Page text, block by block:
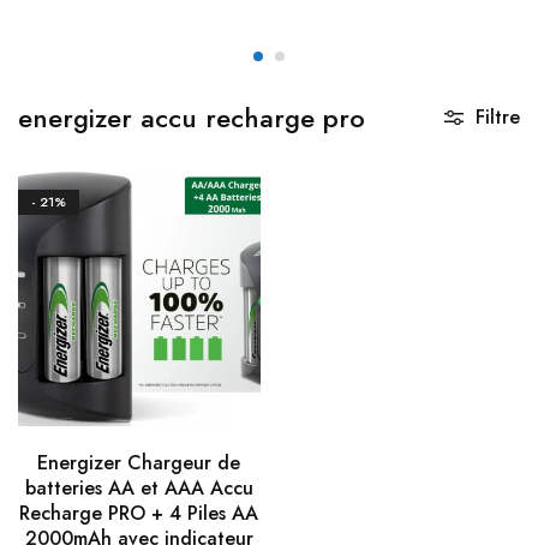
energizer accu recharge pro Filtre
- 21%
Energizer Chargeur de
batteries AA et AAA Accu
Recharge PRO + 4 Piles AA
2000mAh avec indicateur